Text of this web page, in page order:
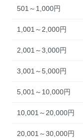
501～1,000円
1,001～2,000円
2,001～3,000円
3,001～5,000円
5,001～10,000円
10,001～20,000円
20,001～30,000円